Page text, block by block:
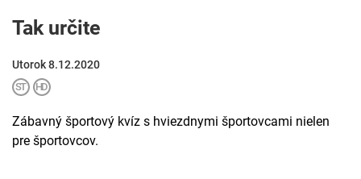
Tak určite
Utorok 8.12.2020
Zábavný športový kvíz s hviezdnymi športovcami nielen
pre športovcov.